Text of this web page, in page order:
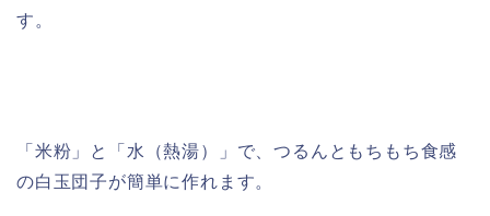
す。
「米粉」と「水（熱湯）」で、つるんともちもち食感
の白玉団子が簡単に作れます。